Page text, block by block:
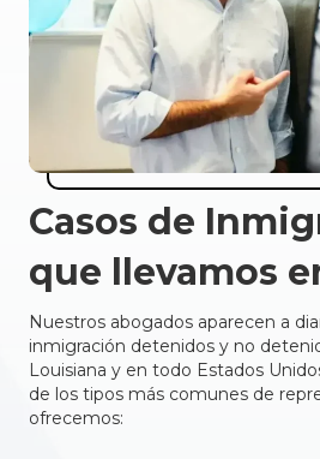
Casos de
que llevamos
Nuestros abogados aparecen a
inmigración detenidos y no
Louisiana y en todo Estados
de los tipos más comunes de
ofrecemos: